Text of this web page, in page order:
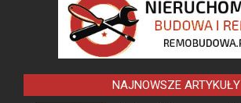
NAJNOWSZE ARTYKUŁY